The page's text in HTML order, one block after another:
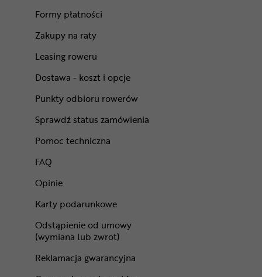
Formy płatności
Zakupy na raty
Leasing roweru
Dostawa - koszt i opcje
Punkty odbioru rowerów
Sprawdź status zamówienia
Pomoc techniczna
FAQ
Opinie
Karty podarunkowe
Odstąpienie od umowy
(wymiana lub zwrot)
Reklamacja gwarancyjna